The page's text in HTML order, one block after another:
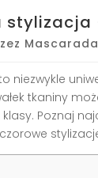
stylizacja
niezwykle
tkaniny
Poznaj